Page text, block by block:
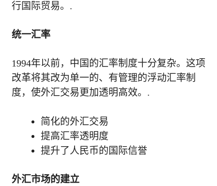
行国际贸易。.
统一汇率
1994年以前，中国的汇率制度十分复杂。这项
改革将其改为单一的、有管理的浮动汇率制
度，使外汇交易更加透明高效。.
简化的外汇交易
提高汇率透明度
提升了人民币的国际信誉
外汇市场的建立